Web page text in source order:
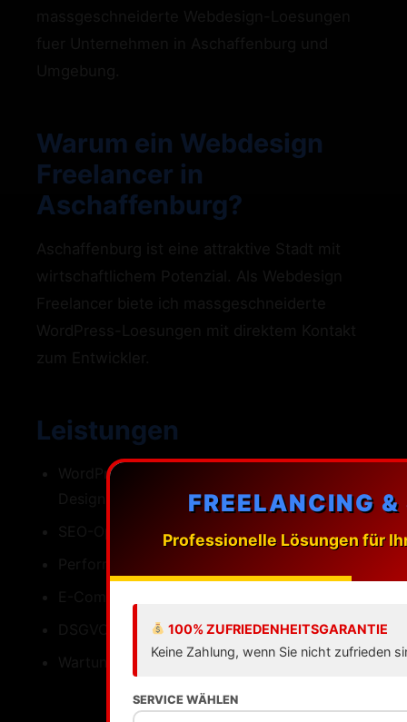
FREELANCING &
Professionelle Lösungen für
100% ZUFRIEDENHEITSGARANTIE
Keine Zahlung, wenn Sie nicht zufrieden
SERVICE WÄHLEN
Warum ein Webdesign
Freelancer in
Aschaffenburg?
Leistungen
WordPress-Webdesign mit individuellen
SEO-Optimierung fuer Aschaffenburg
DSGVO-konforme Umsetzung
Wartung Updates Backups Support